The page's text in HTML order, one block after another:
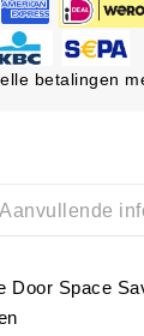
betalingen
Aanvullende
Door Space